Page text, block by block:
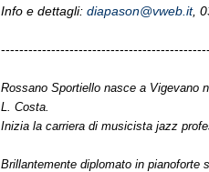
Info e dettagli: diapason@vweb.it,
Rossano Sportiello nasce a Vigevano
L. Costa.
Inizia la carriera di musicista jazz
Brillantemente diplomato in pianoforte